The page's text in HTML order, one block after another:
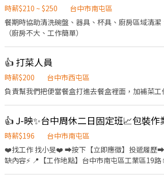
時薪$210 ~ $250
台中市南屯區
餐期時協助清洗碗盤、器具、杯具、廚房區域清
（廚房不大、工作簡單）
👍 打菜人員
時薪$200
台中市西屯區
負責幫我們把便當餐盒打進去餐盒裡面，加補菜
時薪$196
台中市南屯區
❤️‍找工作 找小旻❤️‍ ➡按下【立即應徵】投遞
缺內容⚡ 📍【工作地點】台中市南屯區工業區19路 📦【工作內容】 ✔各類產品之組裝、加工、打端 ✔檢驗、包裝作業 🕐【工作